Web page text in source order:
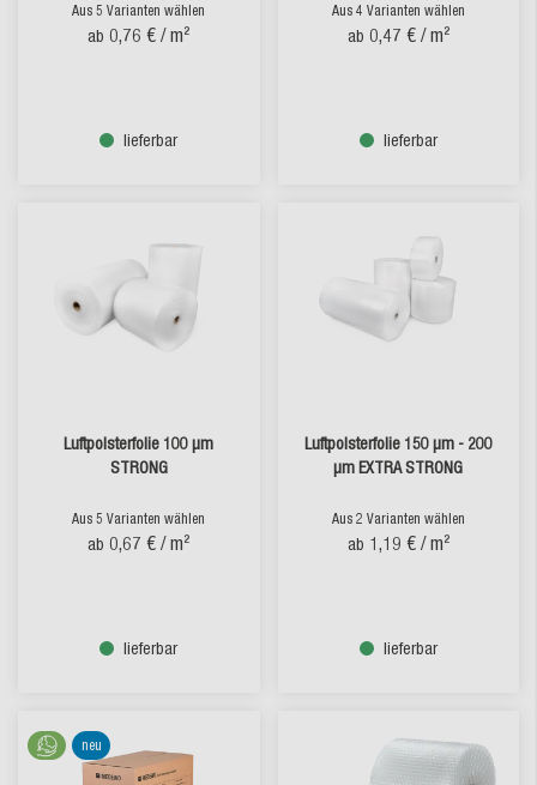
Aus 5 Varianten wählen
ab 0,76 € / m²
lieferbar
Aus 4 Varianten wählen
ab 0,47 € / m²
lieferbar
Luftpolsterfolie 100 µm
STRONG
Aus 5 Varianten wählen
ab 0,67 € / m²
lieferbar
Luftpolsterfolie 150 µm - 200
µm EXTRA STRONG
Aus 2 Varianten wählen
ab 1,19 € / m²
lieferbar
neu